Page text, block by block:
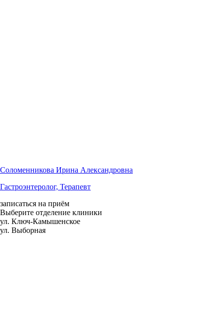
Соломенникова Ирина Александровна
Гастроэнтеролог, Терапевт
записаться на приём
Выберите отделение клиники
ул. Ключ-Камышенское
ул. Выборная